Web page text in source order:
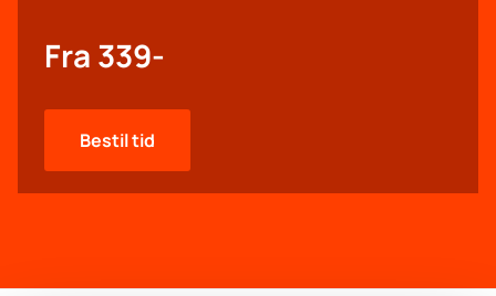
Fra 339-
Bestil tid